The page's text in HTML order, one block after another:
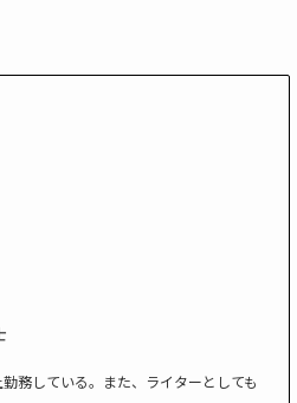
務している。また、ライターとしても